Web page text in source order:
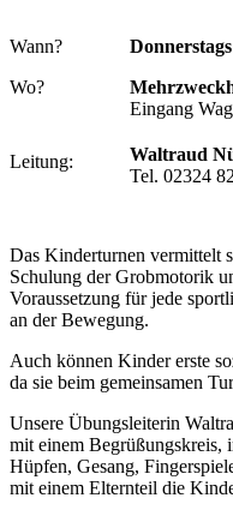
Wann?
Wo?
Leitung:
Donnerstags
Eingang
Waltraud
Tel. 02324
Das Kinderturnen vermittelt
Schulung der Grobmotorik
Voraussetzung für jede
an der Bewegung.
Auch können Kinder erste
da sie beim gemeinsamen
Unsere Übungsleiterin
mit einem Begrüßungskreis,
Hüpfen, Gesang,
mit einem Elternteil die